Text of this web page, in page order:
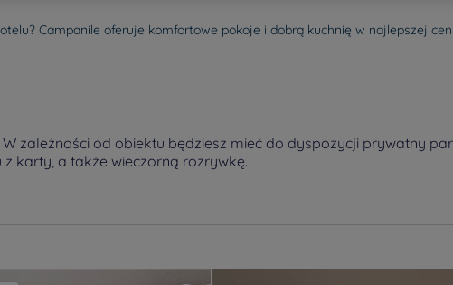
Campanile oferuje komfortowe pokoje i dobrą kuchnię w najlepszej
zależności od obiektu będziesz mieć do dyspozycji prywatny
karty, a także wieczorną rozrywkę.